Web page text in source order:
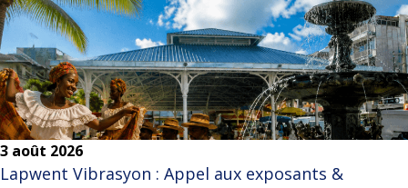
3 août 2026
Lapwent Vibrasyon : Appel aux exposants &